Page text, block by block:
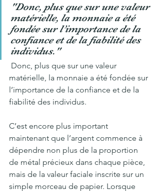
"Donc, plus que sur une valeur
matérielle, la monnaie a été
fondée sur l’importance de la
confiance et de la fiabilité des
individus."
Donc, plus que sur une valeur
matérielle, la monnaie a été fondée sur
l’importance de la confiance et de la
fiabilité des individus.
C’est encore plus important
maintenant que l’argent commence à
dépendre non plus de la proportion
de métal précieux dans chaque pièce,
mais de la valeur faciale inscrite sur un
simple morceau de papier. Lorsque